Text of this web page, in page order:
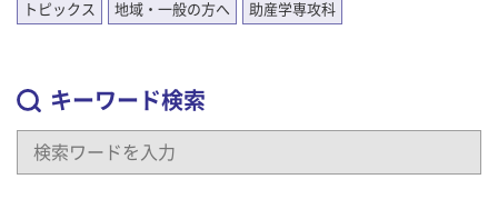
トピックス 地域・一般の方へ 助産学専攻科
キーワード検索